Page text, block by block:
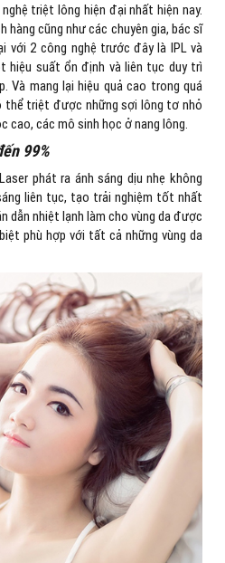
triệt lông hiện đại nhất hiện nay.
hàng cũng như các chuyên gia, bác sĩ
với 2 công nghệ trước đây là IPL và
hiệu suất ổn định và liên tục duy trì
Và mang lại hiệu quả cao trong quá
thể triệt được những sợi lông tơ nhỏ
cao, các mô sinh học ở nang lông.
99%
phát ra ánh sáng dịu nhẹ không
liên tục, tạo trải nghiệm tốt nhất
dẫn nhiệt lạnh làm cho vùng da được
phù hợp với tất cả những vùng da